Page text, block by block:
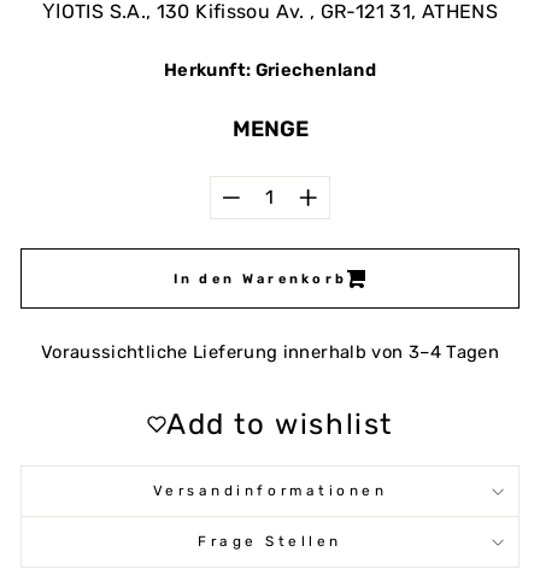
ΥΙOTIS S.A., 130 Kifissou Av. , GR-121 31, ATHENS
Herkunft: Griechenland
MENGE
− +
In den Warenkorb
Voraussichtliche Lieferung innerhalb von 3–4 Tagen
Add to wishlist
Versandinformationen
Frage Stellen